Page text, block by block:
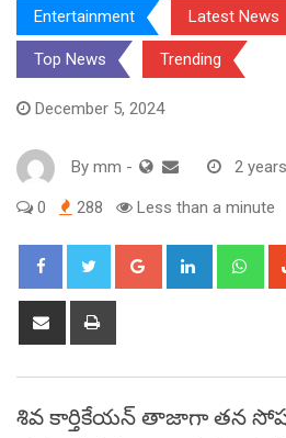
Entertainment Latest News
Top News Trending
December 5, 2024
By mm - 2
0 288 Less than a minute
Google+ LinkedIn
Share
శివ కార్తికేయన్ తాజాగా తన